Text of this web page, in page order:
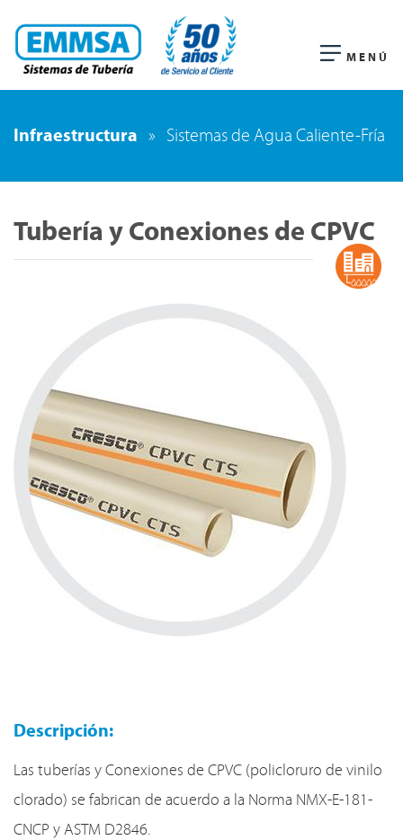
MENÚ
Infraestructura » Sistemas de Agua Caliente-Fría
Tubería y Conexiones de CPVC
Descripción:
Las tuberías y Conexiones de CPVC (policloruro de vinilo
clorado) se fabrican de acuerdo a la Norma NMX-E-181-
CNCP y ASTM D2846.